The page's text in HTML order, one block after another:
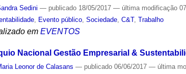
Sedini — publicado 18/05/2017— última modificação
Evento público ,Sociedade ,C&T,Trabalho
em EVENTOS
Nacional Gestão Empresarial &
Leonor de Calasans — publicado 06/06/2017— última